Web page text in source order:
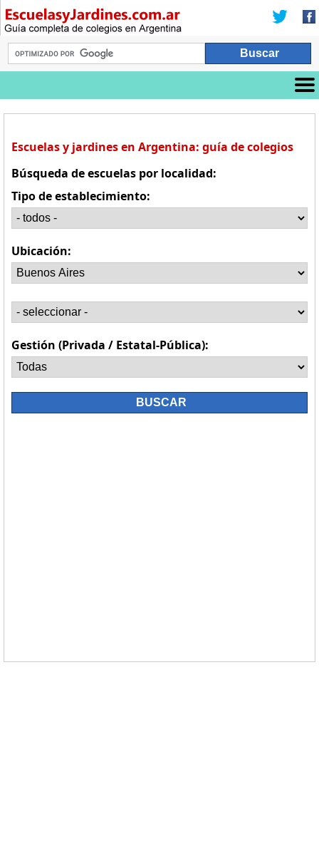
Escuelas y jardines en Argentina: guía de colegios
Búsqueda de escuelas por localidad:
Tipo de establecimiento:
Ubicación:
Gestión (Privada / Estatal-Pública):